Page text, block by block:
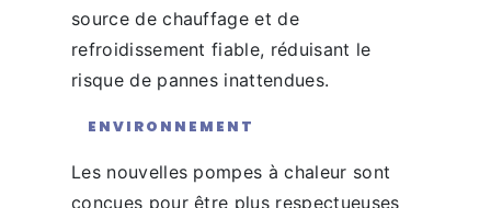
source de chauffage et de
refroidissement fiable, réduisant le
risque de pannes inattendues.
ENVIRONNEMENT
Les nouvelles pompes à chaleur sont
conçues pour être plus respectueuses